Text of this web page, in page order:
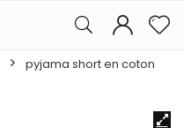
pyjama short en coton